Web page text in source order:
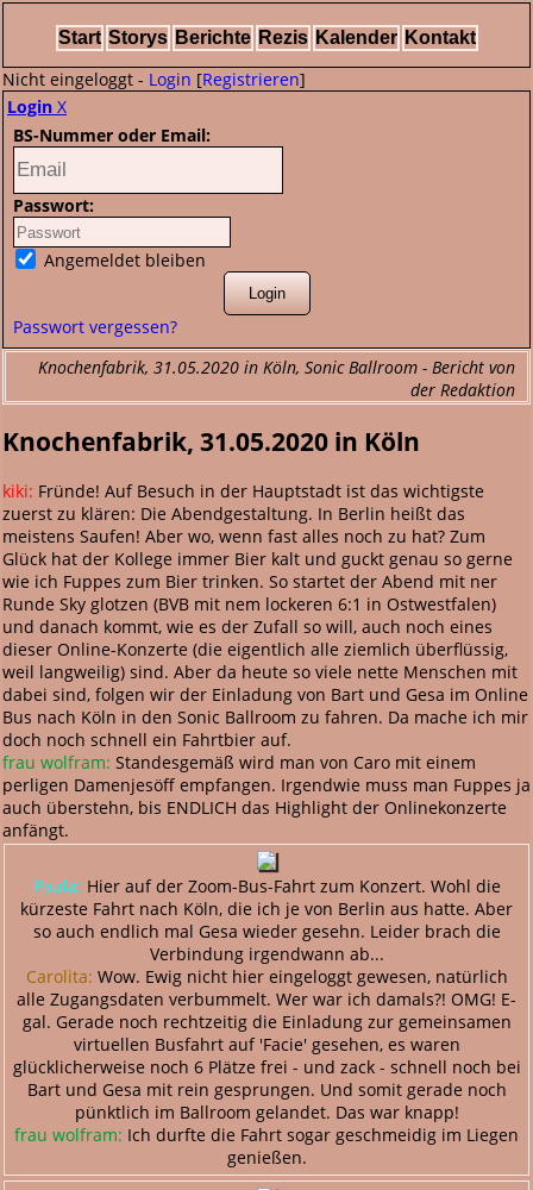
Start Storys Berichte Rezis Kalender Kontakt
Nicht eingeloggt - Login [Registrieren]
Login X
BS-Nummer oder Email:
Passwort:
Angemeldet bleiben
Passwort vergessen?
Knochenfabrik, 31.05.2020 in Köln, Sonic Ballroom - Bericht von
der Redaktion
Knochenfabrik, 31.05.2020 in Köln
kiki: Fründe! Auf Besuch in der Hauptstadt ist das wichtigste
zuerst zu klären: Die Abendgestaltung. In Berlin heißt das
meistens Saufen! Aber wo, wenn fast alles noch zu hat? Zum
Glück hat der Kollege immer Bier kalt und guckt genau so gerne
wie ich Fuppes zum Bier trinken. So startet der Abend mit ner
Runde Sky glotzen (BVB mit nem lockeren 6:1 in Ostwestfalen)
und danach kommt, wie es der Zufall so will, auch noch eines
dieser Online-Konzerte (die eigentlich alle ziemlich überflüssig,
weil langweilig) sind. Aber da heute so viele nette Menschen mit
dabei sind, folgen wir der Einladung von Bart und Gesa im Online
Bus nach Köln in den Sonic Ballroom zu fahren. Da mache ich mir
doch noch schnell ein Fahrtbier auf.
frau wolfram: Standesgemäß wird man von Caro mit einem
perligen Damenjesöff empfangen. Irgendwie muss man Fuppes ja
auch überstehn, bis ENDLICH das Highlight der Onlinekonzerte
anfängt.
Paula: Hier auf der Zoom-Bus-Fahrt zum Konzert. Wohl die
kürzeste Fahrt nach Köln, die ich je von Berlin aus hatte. Aber
so auch endlich mal Gesa wieder gesehn. Leider brach die
Verbindung irgendwann ab...
Carolita: Wow. Ewig nicht hier eingeloggt gewesen, natürlich
alle Zugangsdaten verbummelt. Wer war ich damals?! OMG! E-
gal. Gerade noch rechtzeitig die Einladung zur gemeinsamen
virtuellen Busfahrt auf 'Facie' gesehen, es waren
glücklicherweise noch 6 Plätze frei - und zack - schnell noch bei
Bart und Gesa mit rein gesprungen. Und somit gerade noch
pünktlich im Ballroom gelandet. Das war knapp!
frau wolfram: Ich durfte die Fahrt sogar geschmeidig im Liegen
genießen.